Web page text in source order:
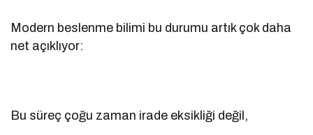
Modern beslenme bilimi bu durumu artık çok daha
net açıklıyor:
Bu süreç çoğu zaman irade eksikliği değil,